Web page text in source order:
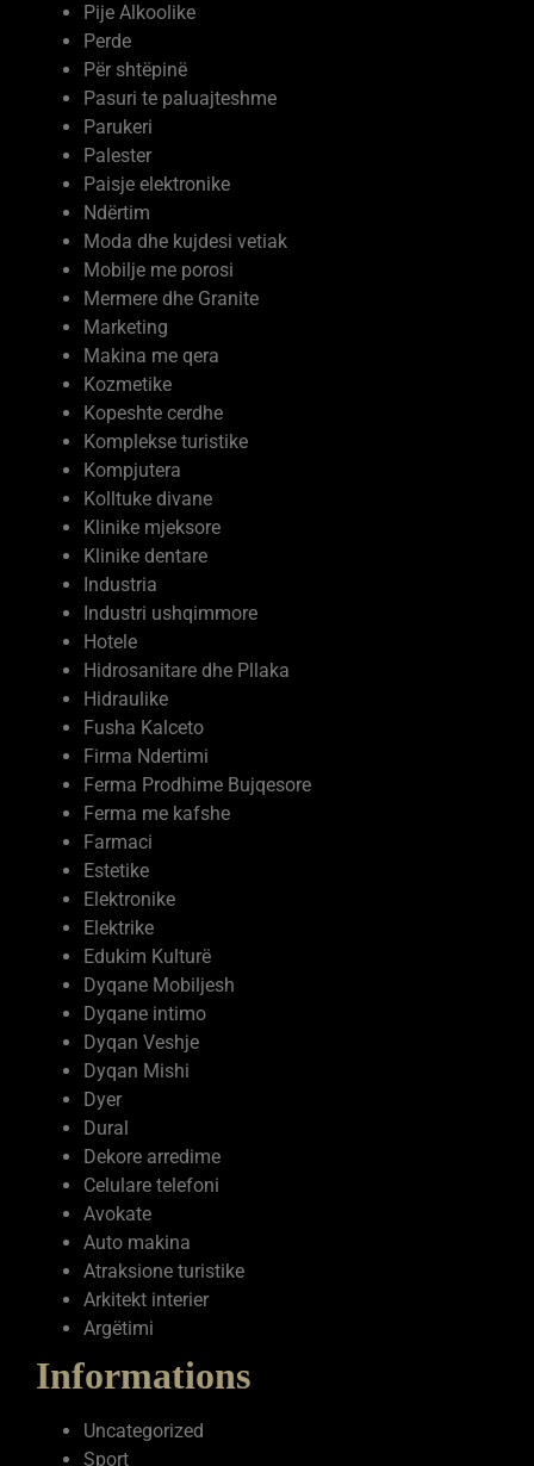
Pije Alkoolike
Perde
Për shtëpinë
Pasuri te paluajteshme
Parukeri
Palester
Paisje elektronike
Ndërtim
Moda dhe kujdesi vetiak
Mobilje me porosi
Mermere dhe Granite
Marketing
Makina me qera
Kozmetike
Kopeshte cerdhe
Komplekse turistike
Kompjutera
Kolltuke divane
Klinike mjeksore
Klinike dentare
Industria
Industri ushqimmore
Hotele
Hidrosanitare dhe Pllaka
Hidraulike
Fusha Kalceto
Firma Ndertimi
Ferma Prodhime Bujqesore
Ferma me kafshe
Farmaci
Estetike
Elektronike
Elektrike
Edukim Kulturë
Dyqane Mobiljesh
Dyqane intimo
Dyqan Veshje
Dyqan Mishi
Dyer
Dural
Dekore arredime
Celulare telefoni
Avokate
Auto makina
Atraksione turistike
Arkitekt interier
Argëtimi
Informations
Uncategorized
Sport